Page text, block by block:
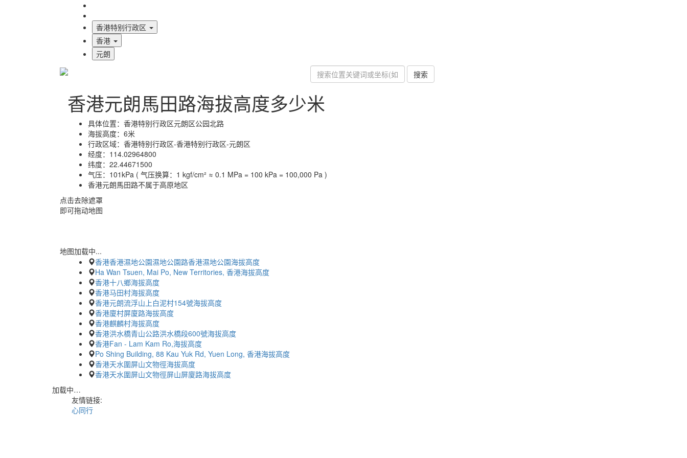
香港特别行政区
香港
元朗
搜索
香港元朗馬田路海拔高度多少米
具体位置： 香港特别行政区元朗区公园北路
海拔高度： 6米
行政区域： 香港特别行政区-香港特别行政区-元朗区
经度： 114.02964800
纬度： 22.44671500
气压： 101kPa ( 气压换算：1 kgf/cm² ≈ 0.1 MPa = 100 kPa = 100,000 Pa )
香港元朗馬田路不属于高原地区
点击去除遮罩
即可拖动地图
地图加载中...
香港香港濕地公園濕地公園路香港濕地公園海拔高度
Ha Wan Tsuen, Mai Po, New Territories, 香港海拔高度
香港十八鄉海拔高度
香港马田村海拔高度
香港元朗流浮山上白泥村154號海拔高度
香港廈村屏廈路海拔高度
香港麒麟村海拔高度
香港洪水橋青山公路洪水橋段600號海拔高度
香港Fan - Lam Kam Ro,海拔高度
Po Shing Building, 88 Kau Yuk Rd, Yuen Long, 香港海拔高度
香港天水圍屏山文物徑海拔高度
香港天水圍屏山文物徑屏山屏廈路海拔高度
加载中…
友情链接:
心同行